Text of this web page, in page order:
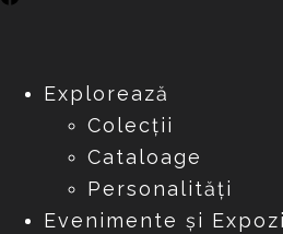
Explorează
Colecții
Cataloage
Personalități
Evenimente și